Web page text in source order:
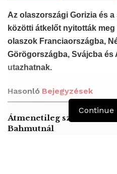
Az olaszországi Gorizia és
közötti átkelőt nyitották
olaszok Franciaországba,
Görögországba, Svájcba és
utazhatnak.
Hasonló Bejegyzések
Átmenetileg szünetelnek
Bahmutnál
Continue